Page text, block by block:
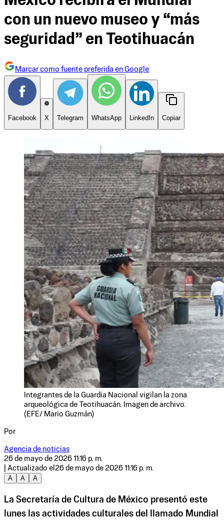
con un nuevo museo y “más
seguridad” en Teotihuacán
Marcar como fuente preferida en Google
Facebook X Telegram WhatsApp LinkedIn Copiar
Integrantes de la Guardia Nacional vigilan la zona
arqueológica de Teotihuacán. Imagen de archivo.
(EFE/ Mario Guzmán)
Por
Agencia de noticias
26 de mayo de 2026 11:16 p. m.
| Actualizado el 26 de mayo de 2026 11:16 p. m.
A
A A
La Secretaría de Cultura de México presentó este
lunes las actividades culturales del llamado Mundial